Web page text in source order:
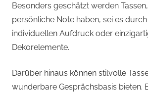
Besonders geschätzt werden
persönliche Note haben, sei es
individuellen Aufdruck oder
Dekorelemente.
Darüber hinaus können stilvolle
wunderbare Gesprächsbasis bieten.